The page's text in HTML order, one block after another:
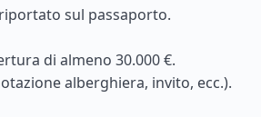
sul passaporto.
di almeno 30.000 €.
alberghiera, invito, ecc.).